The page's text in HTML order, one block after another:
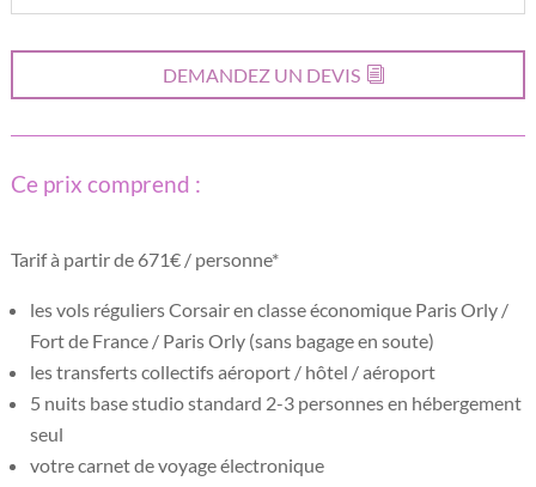
DEMANDEZ UN DEVIS
Ce prix comprend :
Tarif à partir de 671€ / personne*
les vols réguliers Corsair en classe économique Paris Orly /
Fort de France / Paris Orly (sans bagage en soute)
les transferts collectifs aéroport / hôtel / aéroport
5 nuits base studio standard 2-3 personnes en hébergement
seul
votre carnet de voyage électronique